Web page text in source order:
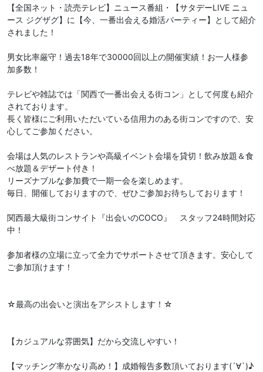
【全国ネット・読売テレビ】ニュース番組・【サタデーLIVE ニュ
ース ジグザグ】に【今、一番出会える婚活パーティー】として紹介
されました！
男女比率厳守！過去18年で30000回以上の開催実績！お一人様参
加多数！
テレビや雑誌では「関西で一番出会える街コン」として何度も紹介
されております。
長く皆様にご利用いただいている信用力のある街コンですので、安
心してご参加ください。
会場は人気のレストランや高級イベント会場を貸切！飲み放題＆食
べ放題＆デザート付き！
リーズナブルな参加費で一期一会を楽しめます。
毎日、開催しておりますので、ぜひご参加お待ちしております！
関西最大級街コンサイト『出会いのCOCO』 スタッフ24時間対応
中！
参加者様の立場に立って全力でサポートさせて頂きます。安心して
ご参加頂けます！
☆最高の出会いと演出をアシストします！☆
【カジュアルな雰囲気】だから交流しやすい！
【マッチング率かなり高め！】成婚報告多数頂いております(´∀`)♪